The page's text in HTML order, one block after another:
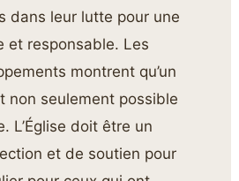
dans leur lutte pour une
et responsable. Les
montrent qu’un
non seulement possible
L’Église doit être un
et de soutien pour